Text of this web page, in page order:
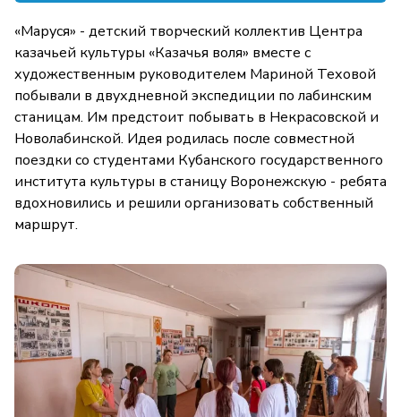
«Маруся» - детский творческий коллектив Центра
казачьей культуры «Казачья воля» вместе с
художественным руководителем Мариной Теховой
побывали в двухдневной экспедиции по лабинским
станицам. Им предстоит побывать в Некрасовской и
Новолабинской. Идея родилась после совместной
поездки со студентами Кубанского государственного
института культуры в станицу Воронежскую - ребята
вдохновились и решили организовать собственный
маршрут.